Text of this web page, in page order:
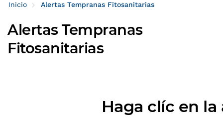
Inicio Alertas Tempranas Fitosanitarias
Alertas Tempranas
Fitosanitarias
Haga clíc en